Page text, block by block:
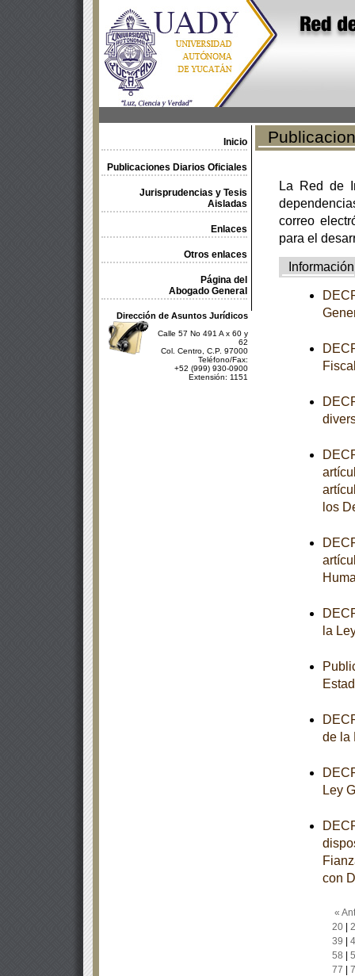
Inicio
Publicaciones Diarios Oficiales
Jurisprudencias y Tesis
Aisladas
Enlaces
Otros enlaces
Página del
Abogado General
Dirección de Asuntos Jurídicos
Calle 57 No 491 A x 60 y
62
Col. Centro, C.P. 97000
Teléfono/Fax:
+52 (999) 930-0900
Extensión: 1151
La Red de
correo
para el
Información
los
la
de la
Ley
con
«
20|
39
58
77